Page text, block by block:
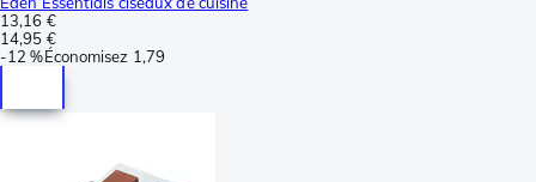
13,16 €
14,95 €
-12 %Économisez 1,79